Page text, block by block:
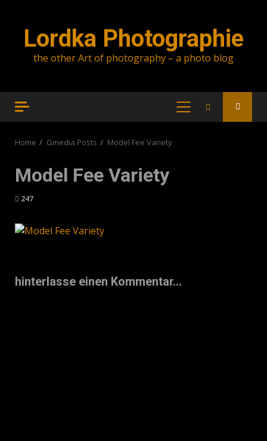
Lordka Photographie
the other Art of photography – a photo blog
PRIMARY
Home Gmedia Posts Model Fee Variety
Model Fee Variety
247
hinterlasse einen Kommentar...